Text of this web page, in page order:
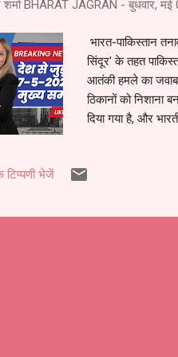
BHARAT JAGRAN - बुधवार,
भारत-पाकिस्तान
सिंदूर' के तहत
आतंकी हमले का
ठिकानों को निशाना
दिया गया है, और
डोनाल्ड ट्रंप ने
सिविल डिफेंस मॉक
टिप्पणी भेजें